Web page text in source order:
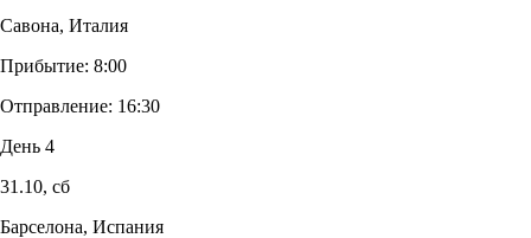
Савона, Италия
Прибытие: 8:00
Отправление: 16:30
День 4
31.10, сб
Барселона, Испания